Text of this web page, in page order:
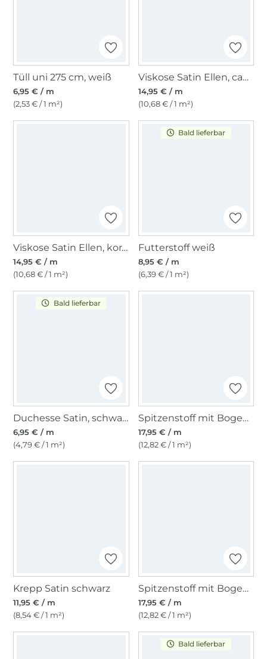
Tüll uni 275 cm, weiß
6,95 € / m
(2,53 € / 1 m²)
Viskose Satin Ellen, camel
14,95 € / m
(10,68 € / 1 m²)
Viskose Satin Ellen, koralle
14,95 € / m
(10,68 € / 1 m²)
Bald lieferbar
Futterstoff weiß
8,95 € / m
(6,39 € / 1 m²)
Bald lieferbar
Duchesse Satin, schwarz
6,95 € / m
(4,79 € / 1 m²)
Spitzenstoff mit Bogenkante, weiß
17,95 € / m
(12,82 € / 1 m²)
Krepp Satin schwarz
11,95 € / m
(8,54 € / 1 m²)
Spitzenstoff mit Bogenkante, hellgrau
17,95 € / m
(12,82 € / 1 m²)
Bald lieferbar